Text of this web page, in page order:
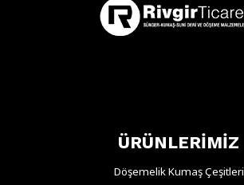
ÜRÜNLERİMİZ
Döşemelik Kumaş Çeşitleri